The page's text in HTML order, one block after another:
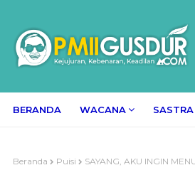
BERANDA WACANA SASTRA
Beranda Puisi SAYANG, AKU INGIN